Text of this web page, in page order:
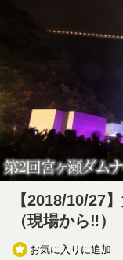
【2018/10/27
（現場から‼）
お気に入りに追加